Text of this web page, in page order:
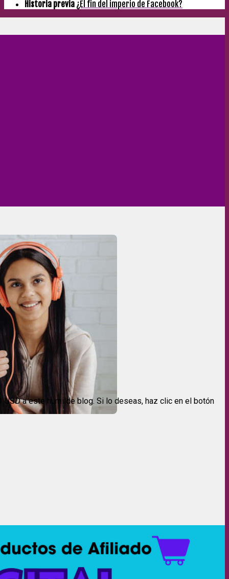
Historia previa ¿El fin del imperio de Facebook?
USD a este humilde blog. Si lo deseas, haz clic en el botón